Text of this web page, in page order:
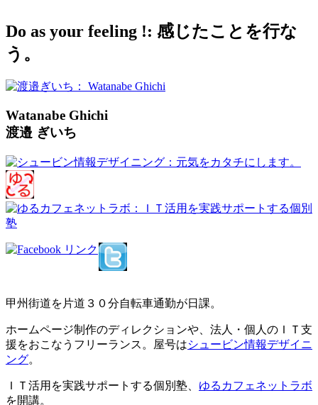
Do as your feeling !: 感じたことを行な
う。
Watanabe Ghichi
渡邉 ぎいち
甲州街道を片道３０分自転車通勤が日課。
ホームページ制作のディレクションや、法人・個人のＩＴ支
援をおこなうフリーランス。屋号はシュービン情報デザイニ
ング。
ＩＴ活用を実践サポートする個別塾、 ゆるカフェネットラボ
を開講。